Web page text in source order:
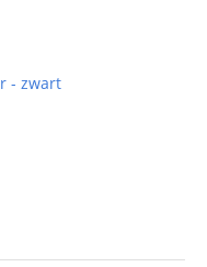
- zwart